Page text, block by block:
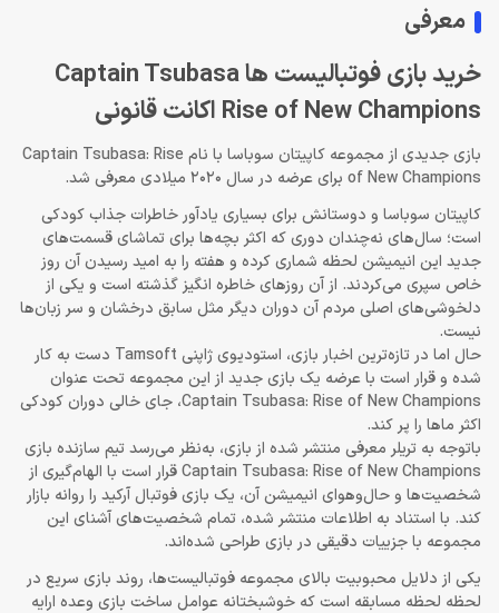
معرفی
خرید بازی فوتبالیست ها Captain Tsubasa
Rise of New Champions اکانت قانونی
بازی جدیدی از مجموعه کاپیتان سوباسا با نام Captain Tsubasa: Rise
of New Champions برای عرضه در سال 2020 میلادی معرفی شد.
کاپیتان سوباسا و دوستانش برای بسیاری یادآور خاطرات جذاب کودکی
است؛ سال‌های نه‌چندان دوری که اکثر بچه‌ها برای تماشای قسمت‌های
جدید این انیمیشن لحظه شماری کرده و هفته را به امید رسیدن آن روز
خاص سپری می‌کردند. از آن روزهای خاطره انگیز گذشته است و یکی از
دلخوشی‌های اصلی مردم آن دوران دیگر مثل سابق درخشان و سر زبان‌ها
نیست.
حال اما در تازه‌ترین اخبار بازی، استودیوی ژاپنی Tamsoft دست به کار
شده و قرار است با عرضه یک بازی جدید از این مجموعه تحت عنوان
Captain Tsubasa: Rise of New Champions، جای خالی دوران کودکی
اکثر ماها را پر کند.
باتوجه به تریلر معرفی منتشر شده از بازی، به‌نظر می‌رسد تیم سازنده بازی
Captain Tsubasa: Rise of New Champions قرار است با الهام‌گیری از
شخصیت‌ها و حال‌وهوای انیمیشن آن، یک بازی فوتبال آرکید را روانه بازار
کند. با استناد به اطلاعات منتشر شده، تمام شخصیت‌های آشنای این
مجموعه با جزییات دقیقی در بازی طراحی شده‌اند.
یکی از دلایل محبوبیت بالای مجموعه فوتبالیست‌ها، روند بازی سریع در
لحظه لحظه مسابقه است که خوشبختانه عوامل ساخت بازی وعده ارایه